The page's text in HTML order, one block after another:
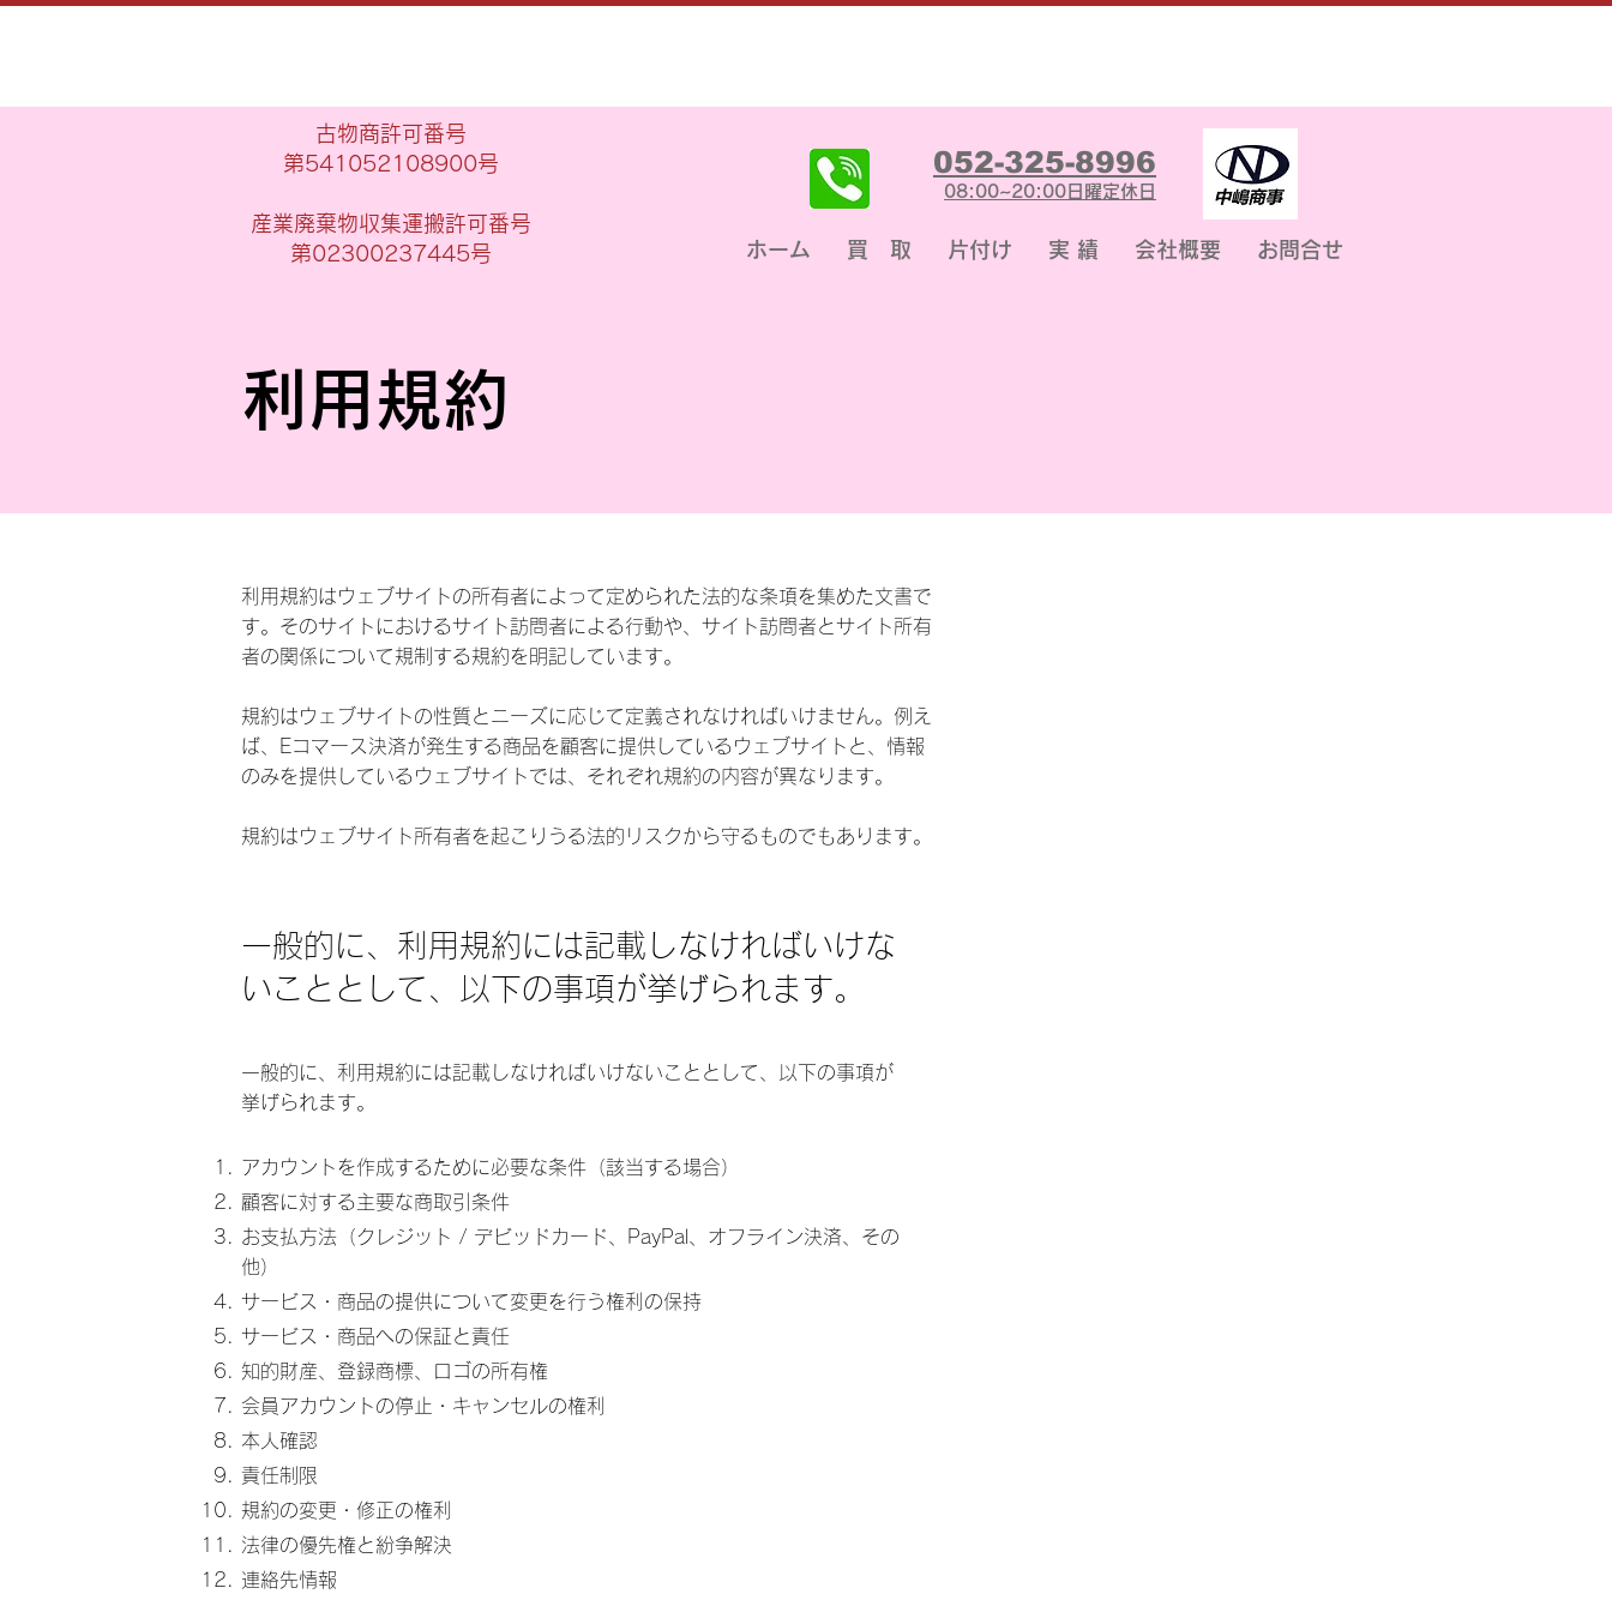
古物商許可番号
第541052108900号
052-325-8996
08:00~20:00日曜定休日
​産業廃棄物収集運搬許可番号
第02300237445号
ホーム 買 取 片付け 実 績 会社概要 お問合せ
利用規約
利用規約はウェブサイトの所有者によって定められた法的な条項を集めた文書で
す。そのサイトにおけるサイト訪問者による行動や、サイト訪問者とサイト所有
者の関係について規制する規約を明記しています。
規約はウェブサイトの性質とニーズに応じて定義されなければいけません。例え
ば、Eコマース決済が発生する商品を顧客に提供しているウェブサイトと、情報
のみを提供しているウェブサイトでは、それぞれ規約の内容が異なります。
規約はウェブサイト所有者を起こりうる法的リスクから守るものでもあります。
一般的に、利用規約には記載しなければいけな
いこととして、以下の事項が挙げられます。
一般的に、利用規約には記載しなければいけないこととして、以下の事項が
挙げられます。
アカウントを作成するために必要な条件（該当する場合）
顧客に対する主要な商取引条件
お支払方法（クレジット / デビッドカード、PayPal、オフライン決済、その
他）
サービス・商品の提供について変更を行う権利の保持
サービス・商品への保証と責任
知的財産、登録商標、ロゴの所有権
会員アカウントの停止・キャンセルの権利
本人確認
責任制限
規約の変更・修正の権利
法律の優先権と紛争解決
連絡先情報